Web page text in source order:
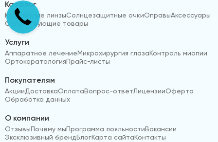
Каталог
Контактные линзыСолнцезащитные очкиОправыАксессуары
Сопутствующие товары
Услуги
Аппаратное лечениеМикрохирургия глазаКонтроль миопии
ОртокератологияПрайс-листы
Покупателям
АкцииДоставкаОплатаВопрос-ответЛицензииОферта
Обработка данных
О компании
ОтзывыПочему мыПрограмма лояльностиВакансии
Эксклюзивный брендБлогКарта сайтаКонтакты